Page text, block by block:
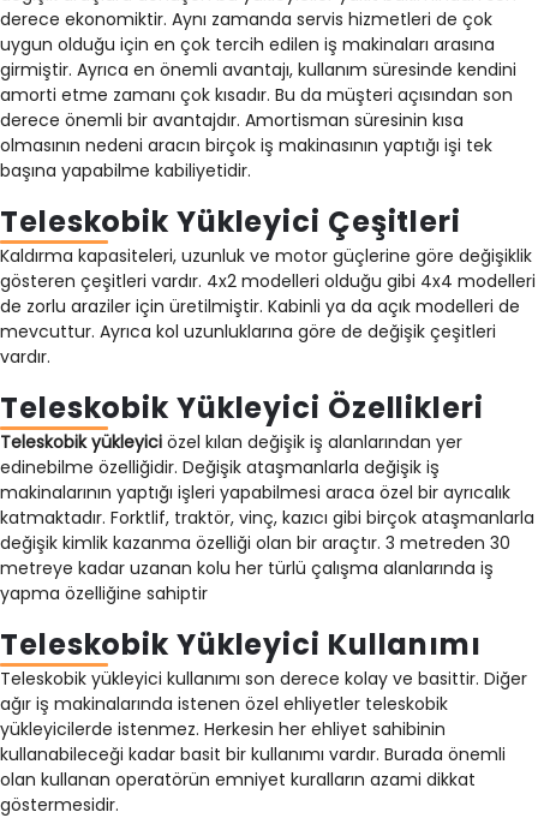
derece ekonomiktir. Aynı zamanda servis hizmetleri de çok
uygun olduğu için en çok tercih edilen iş makinaları arasına
girmiştir. Ayrıca en önemli avantajı, kullanım süresinde kendini
amorti etme zamanı çok kısadır. Bu da müşteri açısından son
derece önemli bir avantajdır. Amortisman süresinin kısa
olmasının nedeni aracın birçok iş makinasının yaptığı işi tek
başına yapabilme kabiliyetidir.
Teleskobik Yükleyici Çeşitleri
Kaldırma kapasiteleri, uzunluk ve motor güçlerine göre değişiklik
gösteren çeşitleri vardır. 4x2 modelleri olduğu gibi 4x4 modelleri
de zorlu araziler için üretilmiştir. Kabinli ya da açık modelleri de
mevcuttur. Ayrıca kol uzunluklarına göre de değişik çeşitleri
vardır.
Teleskobik Yükleyici Özellikleri
Teleskobik yükleyici özel kılan değişik iş alanlarından yer
edinebilme özelliğidir. Değişik ataşmanlarla değişik iş
makinalarının yaptığı işleri yapabilmesi araca özel bir ayrıcalık
katmaktadır. Forktlif, traktör, vinç, kazıcı gibi birçok ataşmanlarla
değişik kimlik kazanma özelliği olan bir araçtır. 3 metreden 30
metreye kadar uzanan kolu her türlü çalışma alanlarında iş
yapma özelliğine sahiptir
Teleskobik Yükleyici Kullanımı
Teleskobik yükleyici kullanımı son derece kolay ve basittir. Diğer
ağır iş makinalarında istenen özel ehliyetler teleskobik
yükleyicilerde istenmez. Herkesin her ehliyet sahibinin
kullanabileceği kadar basit bir kullanımı vardır. Burada önemli
olan kullanan operatörün emniyet kuralların azami dikkat
göstermesidir.